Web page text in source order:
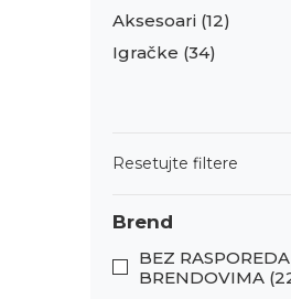
Aksesoari (12)
Igračke (34)
Resetujte filtere
Brend
BEZ
BRENDOVIMA